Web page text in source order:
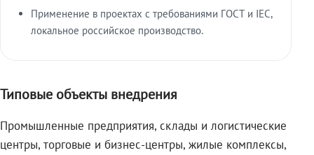
Применение в проектах с требованиями ГОСТ и IEC,
локальное российское производство.
Типовые объекты внедрения
Промышленные предприятия, склады и логистические
центры, торговые и бизнес-центры, жилые комплексы,